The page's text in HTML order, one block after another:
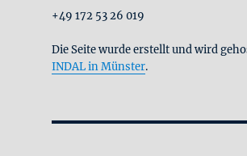
+49 172 53 26 019
Die Seite wurde erstellt und wird
INDAL in Münster.